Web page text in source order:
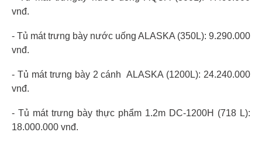
vnđ.
- Tủ mát trưng bày nước uống ALASKA (350L): 9.290.000
vnđ.
- Tủ mát trưng bày 2 cánh ALASKA (1200L): 24.240.000
vnđ.
- Tủ mát trưng bày thực phẩm 1.2m DC-1200H (718 L):
18.000.000 vnđ.